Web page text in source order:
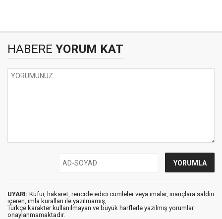
HABERE YORUM KAT
UYARI: Küfür, hakaret, rencide edici cümleler veya imalar, inançlara saldırı
içeren, imla kuralları ile yazılmamış,
Türkçe karakter kullanılmayan ve büyük harflerle yazılmış yorumlar
onaylanmamaktadır.